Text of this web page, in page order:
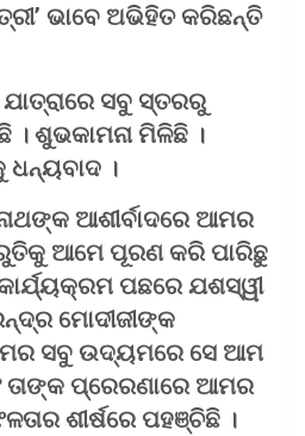
ଭାବେ ଅଭିହିତ କରିଛନ୍ତି
ସବୁ ସ୍ତରରୁ
ଶୁଭକାମନା ମିଳିଛି ।
।
ଆଶୀର୍ବାଦରେ ଆମର
ଆମେ ପୂରଣ କରି ପାରିଛୁ
ପଛରେ ଯଶସ୍ୱୀ
ମୋଦୀଜୀଙ୍କ
ସବୁ ଉଦ୍ୟମରେ ସେ ଆମ
ତାଙ୍କ ପ୍ରେରଣାରେ ଆମର
ଶୀର୍ଷରେ ପହଞ୍ଚିଛି ।